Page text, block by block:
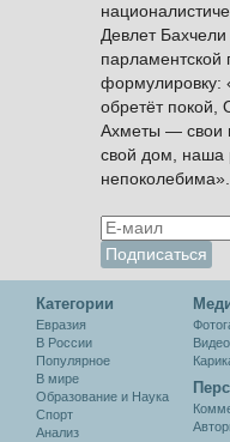
Девлет
парламентской
формулировку:
обретёт
Ахметы — свои
свой дом, наша
Категории
Евразия
В России
Популярное
В мире
Образование и Наука
Спорт
Анализ